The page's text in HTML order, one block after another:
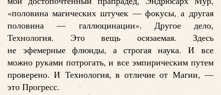
«половина магических штучек — фокусы, а другая
половина — галлюцинации». Другое дело,
Технология. Это вещь осязаемая. Здесь
не эфемерные флюиды, а строгая наука. И все
можно руками потрогать, и все эмпирическим путем
проверено. И Технология, в отличие от Магии, —
это Прогресс.